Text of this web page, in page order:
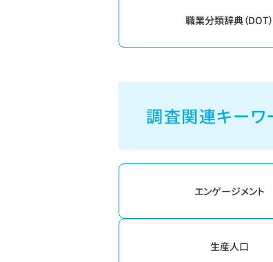
職業分類辞典（DOT）
調査関連キーワ
エンゲージメント
生産人口